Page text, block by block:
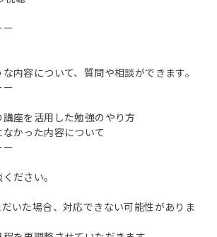
ー
内容について、質問や相談ができます。
ー
講座を活用した勉強のやり方
なかった内容について
ー
ださい。
いた場合、対応できない可能性がありま